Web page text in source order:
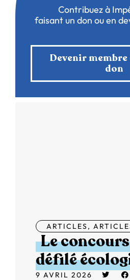
Contribuez à
faisant un don ou en
Devenir
don
ARTICLES,
Le
défilé
9 AVRIL 2026